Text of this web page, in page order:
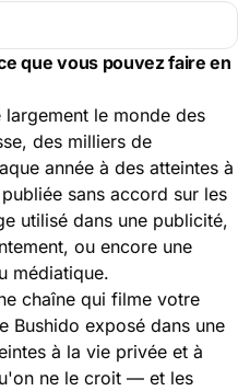
que vous pouvez faire en
le monde des
des milliers de
année à des atteintes à
sans accord sur les
utilisé dans une publicité,
ou encore une
médiatique.
chaîne qui filme votre
Bushido exposé dans une
à la vie privée et à
ne le croit — et les